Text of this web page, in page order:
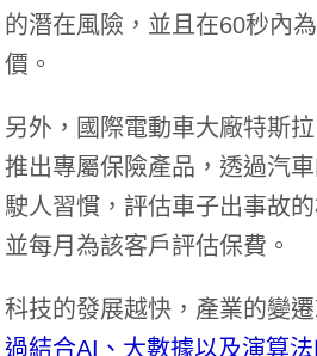
的潛在風險，並且在60秒內
價。
另外，國際電動車大廠特斯
推出專屬保險產品，透過汽
駛人習慣，評估車子出事故
並每月為該客戶評估保費。
科技的發展越快，產業的變
過結合AI、大數據以及演算